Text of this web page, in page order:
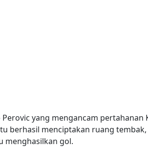
yang mengancam pertahanan
berhasil menciptakan ruang
menghasilkan gol.